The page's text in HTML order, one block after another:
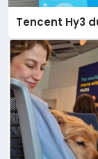
Tencent Hy3